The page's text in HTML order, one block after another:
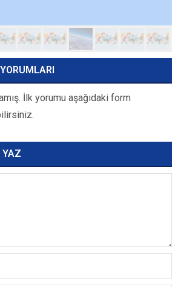
İlk yorumu aşağıdaki form
YAZ